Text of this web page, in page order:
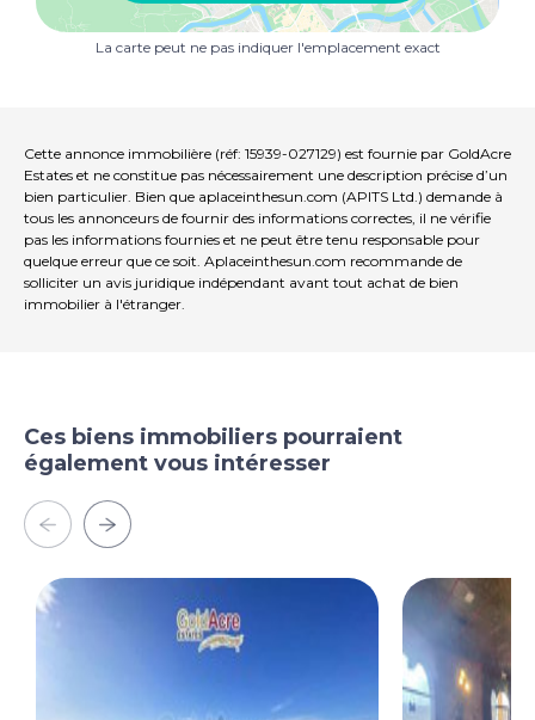
La carte peut ne pas indiquer l'emplacement exact
Cette annonce immobilière (réf: 15939-027129) est fournie par GoldAcre
Estates et ne constitue pas nécessairement une description précise d’un
bien particulier. Bien que aplaceinthesun.com (APITS Ltd.) demande à
tous les annonceurs de fournir des informations correctes, il ne vérifie
pas les informations fournies et ne peut être tenu responsable pour
quelque erreur que ce soit. Aplaceinthesun.com recommande de
solliciter un avis juridique indépendant avant tout achat de bien
immobilier à l'étranger.
Ces biens immobiliers pourraient
également vous intéresser